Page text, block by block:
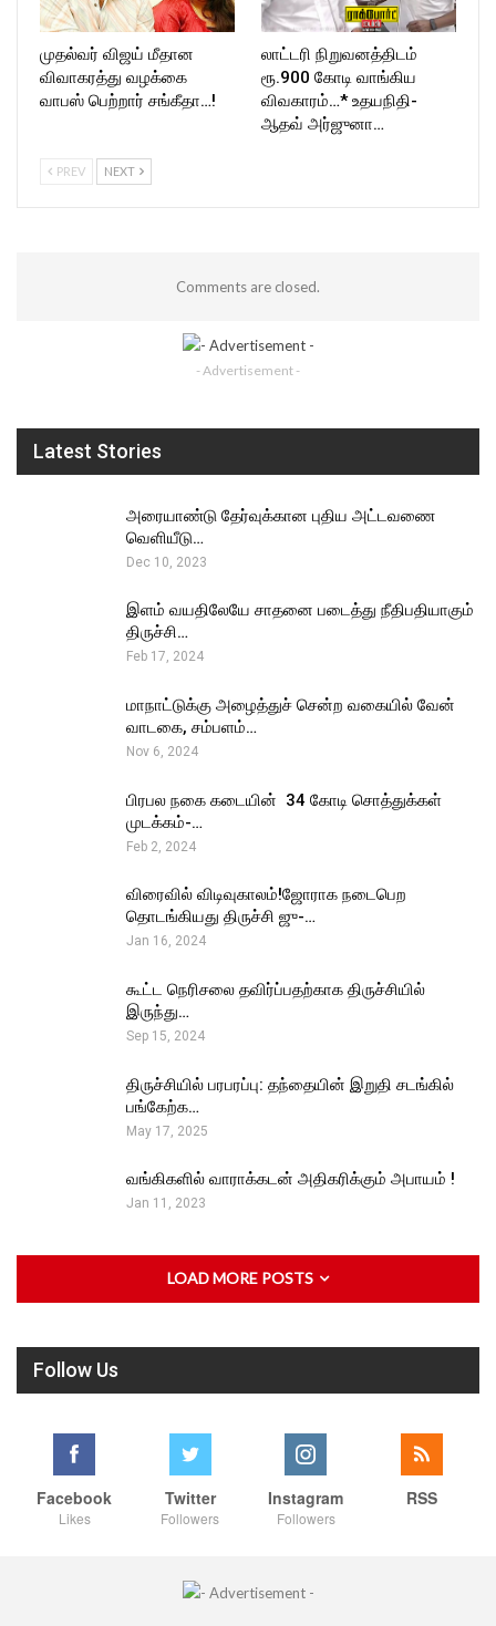
முதல்வர் விஜய் மீதான
விவாகரத்து வழக்கை
வாபஸ் பெற்றார் சங்கீதா…!
லாட்டரி நிறுவனத்திடம்
ரூ.900 கோடி வாங்கிய
விவகாரம்…* உதயநிதி-
ஆதவ் அர்ஜுனா…
PREV NEXT
Comments are closed.
- Advertisement -
Latest Stories
அரையாண்டு தேர்வுக்கான புதிய அட்டவணை
வெளியீடு…
Dec 10, 2023
இளம் வயதிலேயே சாதனை படைத்து நீதிபதியாகும்
திருச்சி…
Feb 17, 2024
மாநாட்டுக்கு அழைத்துச் சென்ற வகையில் வேன்
வாடகை, சம்பளம்…
Nov 6, 2024
பிரபல நகை கடையின் ₹ 34 கோடி சொத்துக்கள்
முடக்கம்-…
Feb 2, 2024
விரைவில் விடிவுகாலம்!ஜோராக நடைபெற
தொடங்கியது திருச்சி ஜு-…
Jan 16, 2024
கூட்ட நெரிசலை தவிர்ப்பதற்காக திருச்சியில்
இருந்து…
Sep 15, 2024
திருச்சியில் பரபரப்பு: தந்தையின் இறுதி சடங்கில்
பங்கேற்க…
May 17, 2025
வங்கிகளில் வாராக்கடன் அதிகரிக்கும் அபாயம் !
Jan 11, 2023
LOAD MORE POSTS
Follow Us
Facebook
Likes
Twitter
Followers
Instagram
Followers
RSS